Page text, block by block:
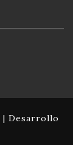
| Desarrollo